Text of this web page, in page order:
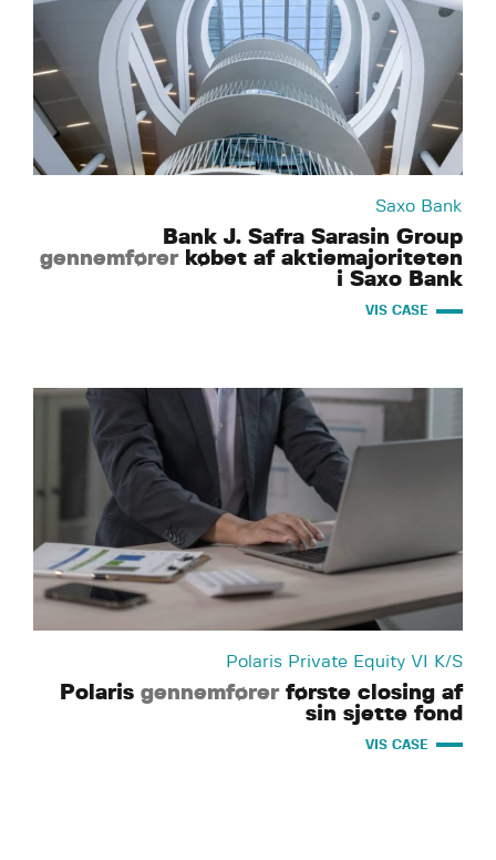
Saxo Bank
Bank J. Safra Sarasin Group
gennemførerkøbet af aktiemajoriteten
i Saxo Bank
VIS CASE
Polaris Private Equity VI K/S
Polaris gennemførerførste closing af
sin sjette fond
VIS CASE